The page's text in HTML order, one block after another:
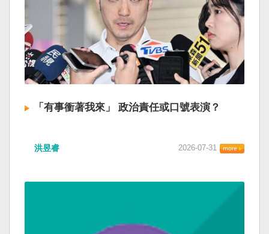
「有事衝著我來」 政治責任或口號表演？
洪昱睿 2026-07-31